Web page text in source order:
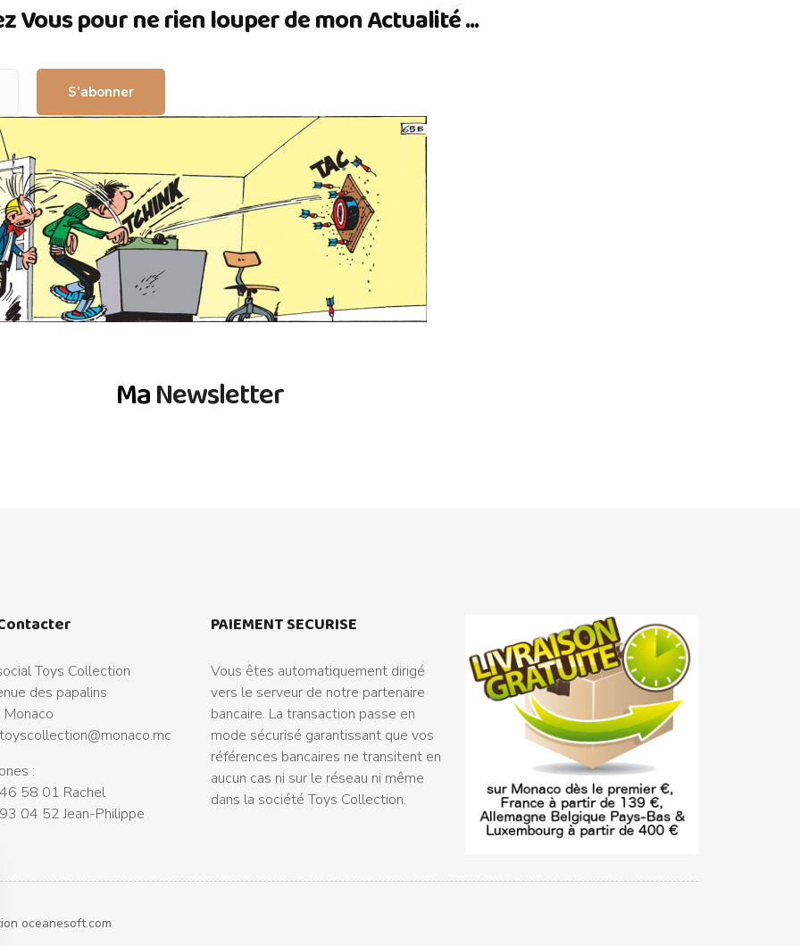
Vous pour ne rien louper de mon Actualité ...
S’abonner
MaNewsletter
Toys Collection
des papalins
toyscollection@monaco.mc
:
58 01 Rachel
04 52 Jean-Philippe
PAIEMENT SECURISE
Vous êtes automatiquement dirigé
vers le serveur de notre partenaire
bancaire. La transaction passe en
mode sécurisé garantissant que vos
références bancaires ne transitent en
aucun cas ni sur le réseau ni même
dans la société Toys Collection.
oceanesoft.com